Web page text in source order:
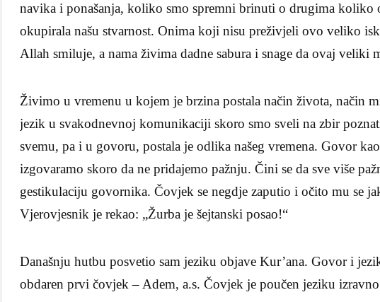
navika i ponašanja, koliko smo spremni brinuti o drugima koliko
okupirala našu stvarnost. Onima koji nisu preživjeli ovo veliko
Allah smiluje, a nama živima dadne sabura i snage da ovaj veliki
Živimo u vremenu u kojem je brzina postala način života, način
jezik u svakodnevnoj komunikaciji skoro smo sveli na zbir
svemu, pa i u govoru, postala je odlika našeg vremena. Govor
izgovaramo skoro da ne pridajemo pažnju. Čini se da sve više
gestikulaciju govornika. Čovjek se negdje zaputio i očito mu se
Vjerovjesnik je rekao: „Žurba je šejtanski posao!“
Današnju hutbu posvetio sam jeziku objave Kur’ana. Govor i
obdaren prvi čovjek – Adem, a.s. Čovjek je poučen jeziku